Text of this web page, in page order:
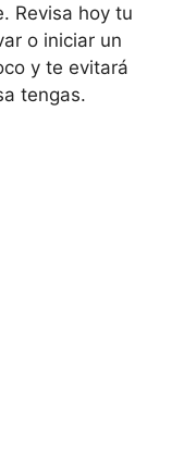
Revisa hoy tu
o iniciar un
y te evitará
tengas.